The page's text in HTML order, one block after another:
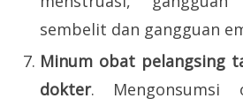
sembelit dan gangguan
Minum obat pelangsing
dokter. Mengonsumsi